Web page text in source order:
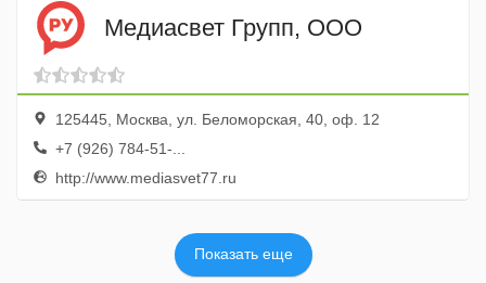
Медиасвет Групп, ООО
125445, Москва, ул. Беломорская, 40, оф. 12
+7 (926) 784-51-...
http://www.mediasvet77.ru
Показать еще